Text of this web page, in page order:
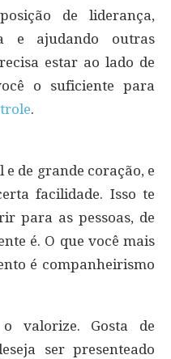
de liderança,
e ajudando outras
estar ao lado de
o suficiente para
.
e de grande coração, e
facilidade. Isso te
para as pessoas, de
é. O que você mais
é companheirismo
valorize. Gosta de
ser presenteado